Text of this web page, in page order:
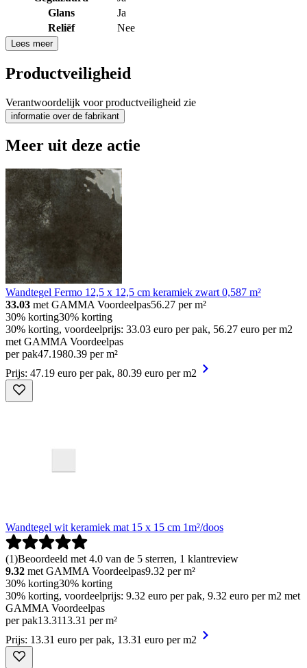
Glans
Ja
Reliëf
Nee
Lees meer
Productveiligheid
Verantwoordelijk voor productveiligheid zie
informatie over de fabrikant
Meer uit deze actie
Wandtegel Fermo 12,5 x 12,5 cm keramiek zwart 0,587 m²
33.03 met GAMMA Voordeelpas56.27 per m²
30% korting30% korting
30% korting, voordeelprijs: 33.03 euro per pak, 56.27 euro per m2
met GAMMA Voordeelpas
per pak47.1980.39 per m²
Prijs: 47.19 euro per pak, 80.39 euro per m2
Wandtegel wit keramiek mat 15 x 15 cm 1m²/doos
(1)Beoordeeld met 4.0 van de 5 sterren, 1 klantreview
9.32 met GAMMA Voordeelpas9.32 per m²
30% korting30% korting
30% korting, voordeelprijs: 9.32 euro per pak, 9.32 euro per m2 met
GAMMA Voordeelpas
per pak13.3113.31 per m²
Prijs: 13.31 euro per pak, 13.31 euro per m2